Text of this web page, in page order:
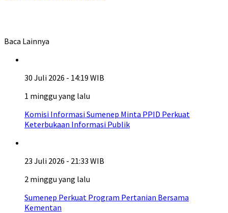
Baca Lainnya
30 Juli 2026 - 14:19 WIB
1 minggu yang lalu
Komisi Informasi Sumenep Minta PPID Perkuat
Keterbukaan Informasi Publik
23 Juli 2026 - 21:33 WIB
2 minggu yang lalu
Sumenep Perkuat Program Pertanian Bersama
Kementan